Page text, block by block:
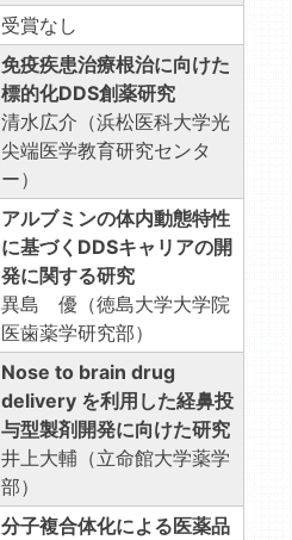
受賞なし
免疫疾患治療根治に向けた
標的化DDS創薬研究
清水広介（浜松医科大学光
尖端医学教育研究センタ
ー）
アルブミンの体内動態特性
に基づくDDSキャリアの開
発に関する研究
異島 優（徳島大学大学院
医歯薬学研究部）
Nose to brain drug
delivery を利用した経鼻投
与型製剤開発に向けた研究
井上大輔（立命館大学薬学
部）
分子複合体化による医薬品